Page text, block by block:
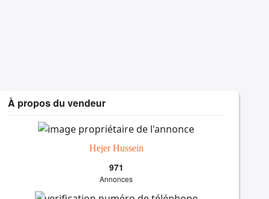
À propos du vendeur
Hejer Hussein
971
Annonces